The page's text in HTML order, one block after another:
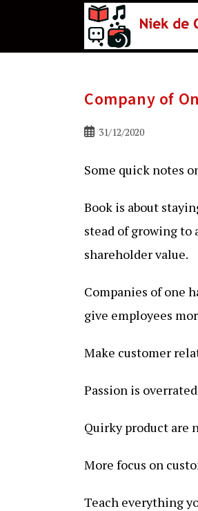
Company of
Bericht31/12/2020
Some quick notes
Book is about
stead of growing to
shareholder value.
Companies of one
give employees
Make customer
Passion is
Quirky product are
More focus on
Teach everything